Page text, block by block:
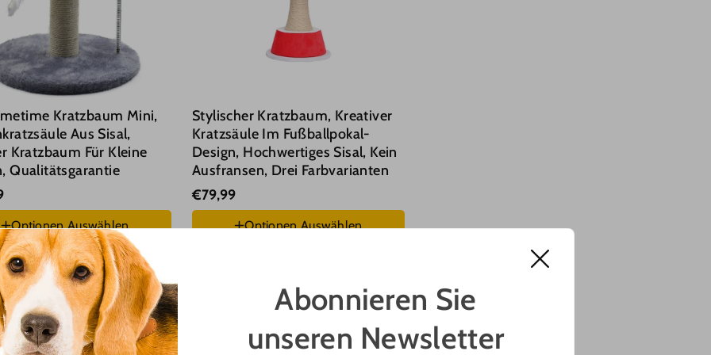
Abonnieren Sie
unseren Newsletter
Kratzbaum Mini,
Aus Sisal,
Kratzbaum Für Kleine
Qualitätsgarantie
:Grau
Optionen Auswählen
Stylischer Kratzbaum, Kreativer
Kratzsäule Im Fußballpokal-
Design, Hochwertiges Sisal, Kein
Ausfransen, Drei Farbvarianten
€79,99
Optionen Auswählen